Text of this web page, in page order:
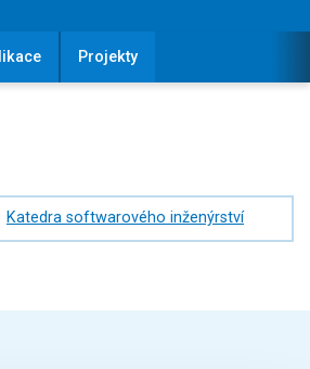
Projekty
Katedra softwarového inženýrství